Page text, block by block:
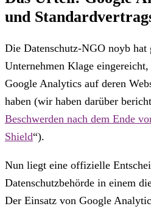
und
Die Datenschutz-NGO noyb hat
Unternehmen Klage
Google Analytics auf deren
haben (wir haben darüber
Beschwerden nach dem Ende
Shield“).
Nun liegt eine offizielle
Datenschutzbehörde in einem
Der Einsatz von Google